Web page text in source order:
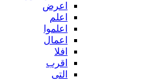
اعرض
اعلم
اعلموا
اعمال
افلا
اقرب
التی